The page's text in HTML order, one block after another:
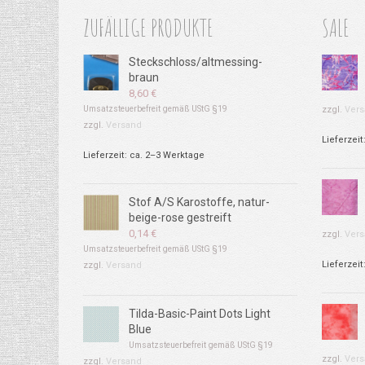
ZUFÄLLIGE PRODUKTE
Steckschloss/altmessing-
braun
8,60 €
Umsatzsteuerbefreit gemäß UStG §19
zzgl. Versand
Lieferzeit: ca. 2–3 Werktage
Stof A/S Karostoffe, natur-
beige-rose gestreift
0,14 €
Umsatzsteuerbefreit gemäß UStG §19
zzgl. Versand
Tilda-Basic-Paint Dots Light
Blue
Umsatzsteuerbefreit gemäß UStG §19
zzgl. Versand
SALE
zzgl.
zzgl.
zzgl.